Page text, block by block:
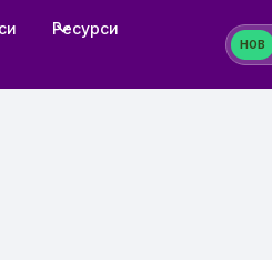
Ресурси
НОВ